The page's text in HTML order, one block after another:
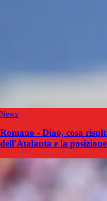
News
Romano - Diao, cosa
dell'Atalanta e la